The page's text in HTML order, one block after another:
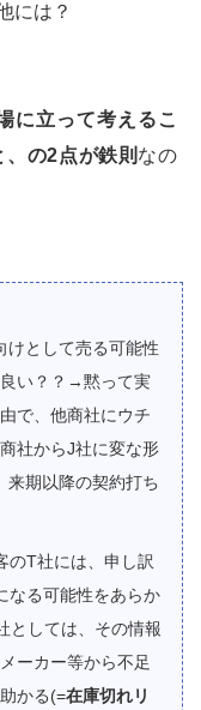
には？
に立って考えるこ
、の2点が鉄則 なの
けとして売る可能性
い？？→黙って実
で、他商社にウチ
社からJ社に変な形
来期以降の契約打ち
のT社には、申し訳
なる可能性をあらか
としては、その情報
ーカー等から不足
かる(=在庫切れリ